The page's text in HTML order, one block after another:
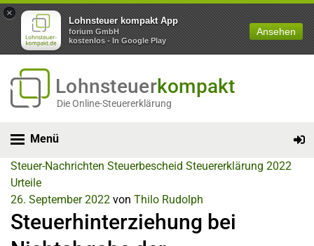
×
Lohnsteuer kompakt App
forium GmbH
kostenlos - In Google Play
Ansehen
Lohnsteuerkompakt
Die Online-Steuererklärung
Menü
Steuer-Nachrichten Steuerbescheid Steuererklärung 2022
Urteile
26. September 2022 von Thilo Rudolph
Steuerhinterziehung bei